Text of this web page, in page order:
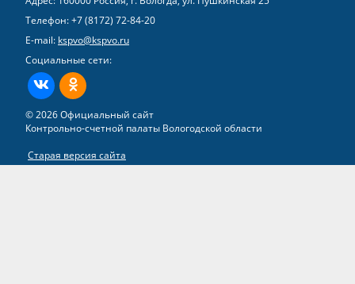
Телефон:+7 (8172) 72-84-20
E-mail: kspvo@kspvo.ru
Социальные сети:
ВКонтактеОдноклассники
© 2026 Официальный сайт
Контрольно-счетной палаты Вологодской области
Старая версия сайта